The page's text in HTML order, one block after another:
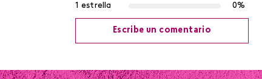
1 estrella
0%
Escribe un comentario
Agregar comentario